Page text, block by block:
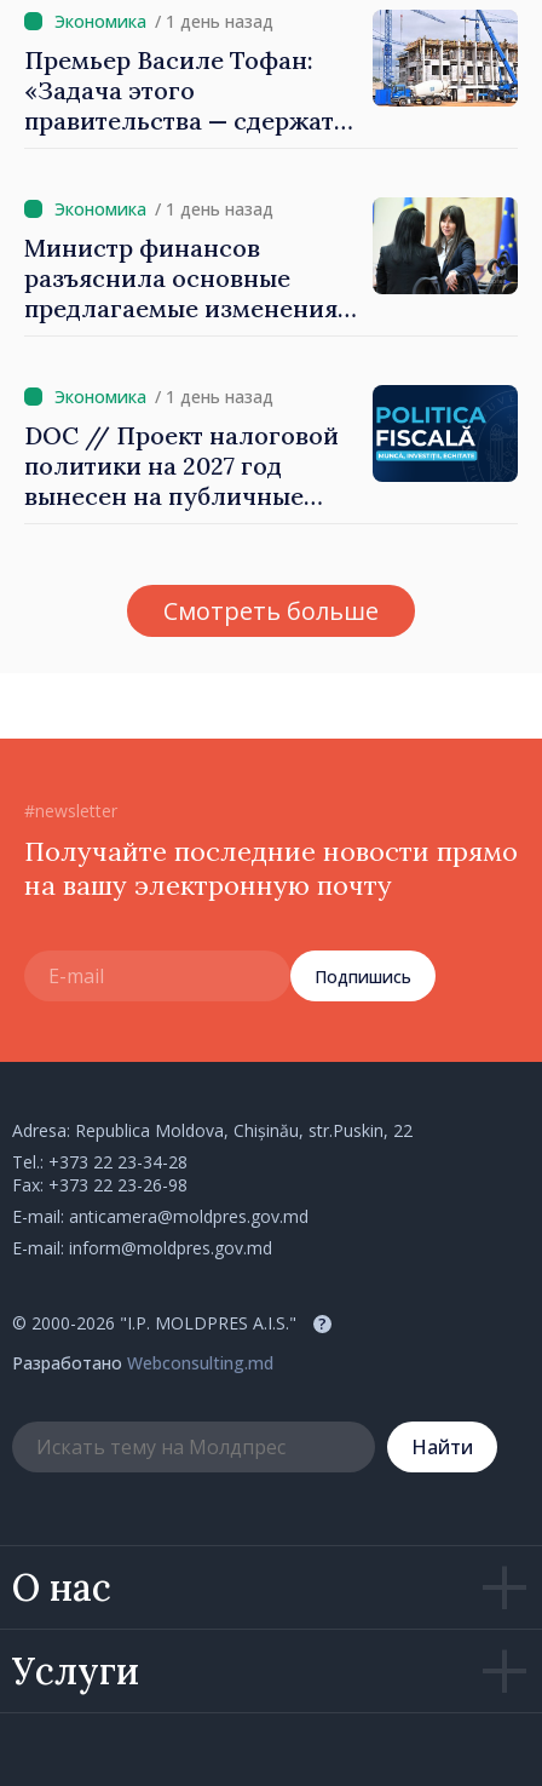
/ 1 день назад
Премьер Василе Тофан:
«Задача этого
правительства — сдержать
/ 1 день назад
Министр финансов
разъяснила основные
предлагаемые изменения
налогу
/ 1 день назад
DOC // Проект налоговой
политики на 2027 год
вынесен на публичные
Смотреть больше
#newsletter
Получайте последние новости прямо
на вашу электронную почту
Подпишись
О нас
Услуги
Adresa: Republica Moldova, Chișinău, str.Puskin, 22
Tel.: +373 22 23-34-28
Fax: +373 22 23-26-98
E-mail: anticamera@moldpres.gov.md
E-mail: inform@moldpres.gov.md
© 2000-2026 "I.P. MOLDPRES A.I.S." ?
Разработано Webconsulting.md
Hайти